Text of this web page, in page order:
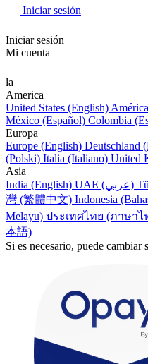
Iniciar sesión
Iniciar sesión
Mi cuenta
la
America
United States (English)
México (Español) Colombia
Europa
Europe (English) Deutschland
(Polski) Italia (Italiano) United
Asia
India (English)
UAE (عربي)
灣 (繁體中文) Indonesia
Melayu) ประเทศไทย (ภาษาไ
本語)
Si es necesario, puede cambiar